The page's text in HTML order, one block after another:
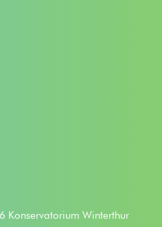
Konservatorium Winterthur